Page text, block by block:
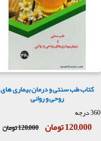
کتاب طب سنتی و درمان بیماری های
روحی و روانی
360 درجه
120,000 تومان 120,000 تومان